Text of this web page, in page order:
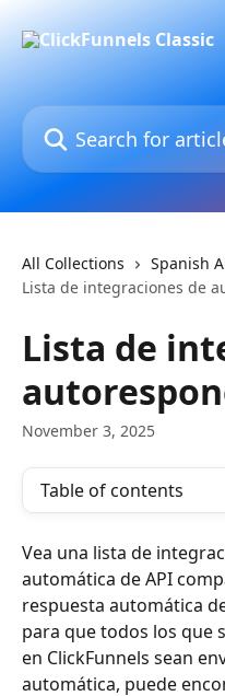
Search for articles...
All Collections
Spanish
Lista de integraciones de
Lista de
November 3, 2025
Table of contents
Vea una lista de
automática de API
respuesta automática
para que todos los que
en ClickFunnels sean
automática, puede